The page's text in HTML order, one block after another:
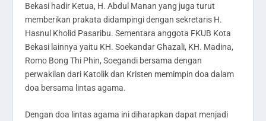
Bekasi hadir Ketua, H. Abdul Manan yang juga turut
memberikan prakata didampingi dengan sekretaris H.
Hasnul Kholid Pasaribu. Sementara anggota FKUB Kota
Bekasi lainnya yaitu KH. Soekandar Ghazali, KH. Madina,
Romo Bong Thi Phin, Soegandi bersama dengan
perwakilan dari Katolik dan Kristen memimpin doa dalam
doa bersama lintas agama.
Dengan doa lintas agama ini diharapkan dapat menjadi